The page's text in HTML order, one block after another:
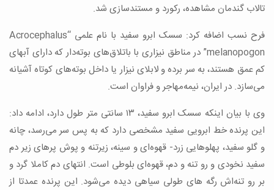
تالاب گندمان مشاهده، رکورد و مستندسازی شد.
فرح نسب اضافه کرد: سسک ابرو سفید با نام علمی “Acrocephalus
melanopogon” در مناطق نیزاری با باتلاق‌های بوته‌دار که دارای آبهای
کم عمق هستند، به سر برده و لابلای نیزار یا داخل بوته‌های کوتاه آشیانه
می‌سازد. در ایران، نیمه‌مهاجر و فراوان است.
وی با بیان اینکه سسک ابرو سفید، ۱۳ سانتی متر طول دارد، ادامه داد:
این پرنده خط ابرویی سفید مشخصی دارد که به پس سر می‌رسد، چانه
و گلو سفید، پهلوهایی زرد- قهوه‌ای و سینه، زیرتنه و پوش پرهای زیر دم
سفید نخودی و رو تنه و دم، قهوه‌ای بلوطی است. انتهای دم کاملا گرد و
بر رو تنه‌اش رگه ‌های طولی سیاهی دیده می‌شود. این پرنده عمدتا از